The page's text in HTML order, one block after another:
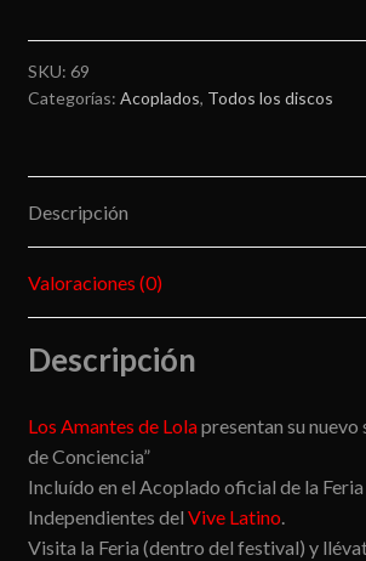
SKU: 69
Categorías: Acoplados, Todos los discos
Descripción
Valoraciones (0)
Descripción
Los Amantes de Lolapresentan su nuevo
de Conciencia”
Incluído en el Acoplado oficial de la
Independientes del Vive Latino.
Visita la Feria (dentro del festival) y